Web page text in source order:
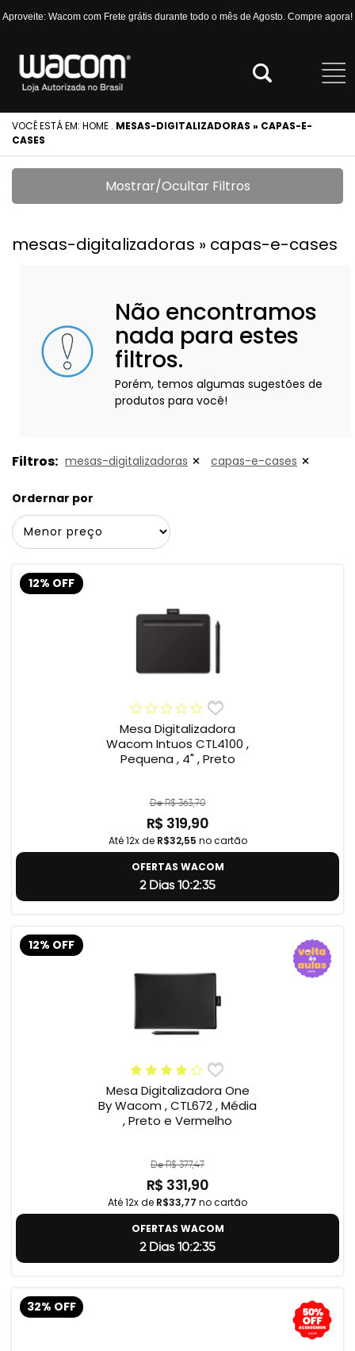
Aproveite: Wacom com Frete grátis durante todo o mês de Agosto. Compre agora!
VOCÊ ESTÁ EM: HOME . MESAS-DIGITALIZADORAS » CAPAS-E-
CASES
Mostrar/Ocultar Filtros
mesas-digitalizadoras » capas-e-cases
Não encontramos
nada para estes
filtros.
Porém, temos algumas sugestões de
produtos para você!
Filtros: mesas-digitalizadoras capas-e-cases
Ordernar por
12% OFF
Mesa Digitalizadora
Wacom Intuos CTL4100 ,
Pequena , 4" , Preto
De R$ 363,70
R$ 319,90
Até 12x de R$32,55 no cartão
OFERTAS WACOM
2 Dias 10:2:34
12% OFF
Mesa Digitalizadora One
By Wacom , CTL672 , Média
, Preto e Vermelho
De R$ 377,47
R$ 331,90
Até 12x de R$33,77 no cartão
OFERTAS WACOM
2 Dias 10:2:34
32% OFF